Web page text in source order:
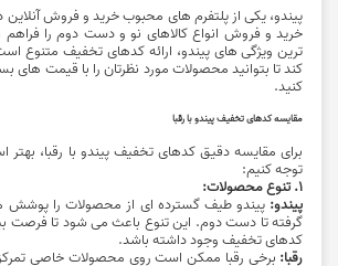
پیندو، یکی از پلتفرم‌ های محبوب خرید و فروش آنلاین
خرید و فروش انواع کالاهای نو و دست دوم را
‌ترین ویژگی ‌های پیندو، ارائه کدهای تخفیف متنوع
‌کند تا بتوانید محصولات مورد نظرتان را با قیمت ‌های
کنید.
مقایسه کدهای تخفیف پیندو با رقبا
برای مقایسه دقیق کدهای تخفیف پیندو با رقبا،
توجه کنیم:
1. تنوع محصولات:
پیندو: پیندو طیف گسترده ‌ای از محصولات را پوشش
گرفته تا دست دوم. این تنوع باعث می ‌شود تا فرصت
کدهای تخفیف وجود داشته باشد.
رقبا: برخی رقبا ممکن است روی محصولات خاصی تمرکز